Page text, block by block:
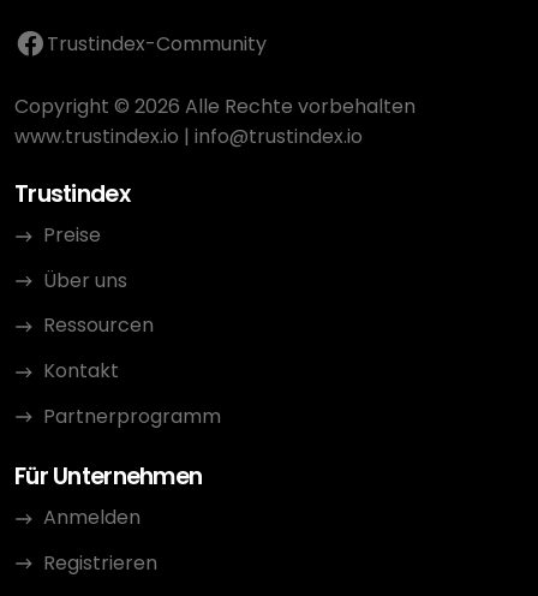
Trustindex-Community
Copyright © 2026 Alle Rechte vorbehalten
www.trustindex.io | info@trustindex.io
Trustindex
Preise
Über uns
Ressourcen
Kontakt
Partnerprogramm
Für Unternehmen
Anmelden
Registrieren